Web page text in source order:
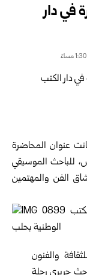
في دار
عنوان المحاضرة
للباحث الموسيقي
الفن والمهتمين
والفنون